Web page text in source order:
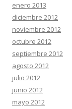
enero 2013
diciembre 2012
noviembre 2012
octubre 2012
septiembre 2012
agosto 2012
julio 2012
junio 2012
mayo 2012